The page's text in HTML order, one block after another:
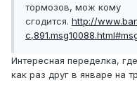
тормозов, мож кому
сгодится. http://
Интересная переделка,
как раз друг в январе на